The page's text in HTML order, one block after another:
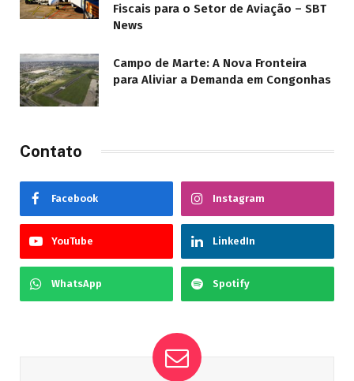
Fiscais para o Setor de Aviação – SBT
News
Campo de Marte: A Nova Fronteira
para Aliviar a Demanda em Congonhas
Contato
Facebook Instagram
YouTube LinkedIn
WhatsApp Spotify